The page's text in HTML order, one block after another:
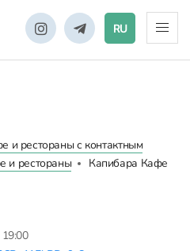
RU
и рестораны с контактным
и рестораны Капибара Кафе